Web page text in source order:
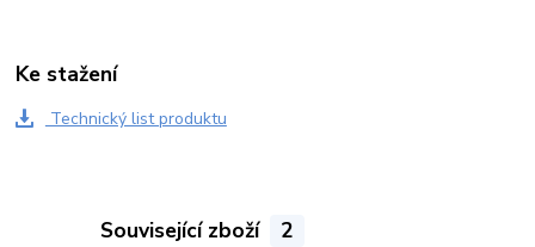
Ke stažení
Technický list produktu
Související zboží 2